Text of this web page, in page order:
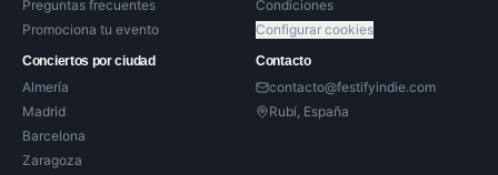
Preguntas frecuentes
Promociona tu evento
Condiciones
Configurar cookies
Conciertos por ciudad
Almería
Madrid
Barcelona
Zaragoza
Contacto
contacto@festifyindie.com
Rubí, España